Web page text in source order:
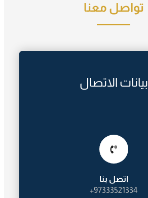
بيانات الاتصال
اتصل بنا
97333521334+
تواصل معنا